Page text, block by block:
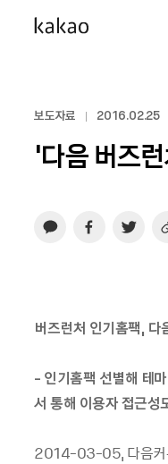
보도자료 2016.02.25
‘다음 버즈
버즈런처 인기홈팩, 다
- 인기홈팩 선별해 테
서 통해 이용자 접근성
2014-03-05, 다음커